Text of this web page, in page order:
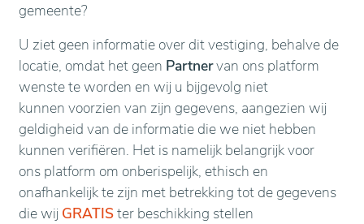
gemeente?
U ziet geen informatie over dit vestiging, behalve de
locatie, omdat het geen Partnervan ons platform
wenste te worden en wij u bijgevolg niet
kunnen voorzien van zijn gegevens, aangezien wij
geldigheid van de informatie die we niet hebben
kunnen verifiëren. Het is namelijk belangrijk voor
ons platform om onberispelijk, ethisch en
onafhankelijk te zijn met betrekking tot de gegevens
die wij GRATISter beschikking stellen